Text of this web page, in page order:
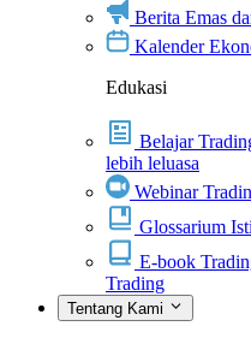
Berita Emas
Kalender
Edukasi
Belajar
lebih leluasa
Webinar
Glossarium
E-book
Trading
Tentang Kami